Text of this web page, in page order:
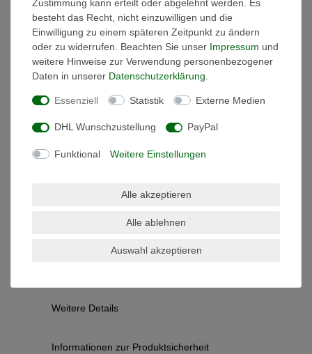
Netzteil Trafo
KonstantSpannung DC LED
Nord 60W-500Watt 24V
IP67extrem flach
UVP 26,30 € ab 21,18 € *
Artikel anzeigen
inkl. ges. MwSt. zzgl.
Weitere Details
Informationen zur Produktsicherheit
Zustimmung kann erteilt oder abgelehnt werden. Es
besteht das Recht, nicht einzuwilligen und die
Einwilligung zu einem späteren Zeitpunkt zu ändern
oder zu widerrufen. Beachten Sie unser Impressum und
weitere Hinweise zur Verwendung personenbezogener
Daten in unserer Daten­schutz­erklärung
Essenziell Statistik Externe Medien
DHL Wunschzustellung PayPal
Funktional Weitere Einstellungen
Alle akzeptieren
Alle ablehnen
Auswahl akzeptieren